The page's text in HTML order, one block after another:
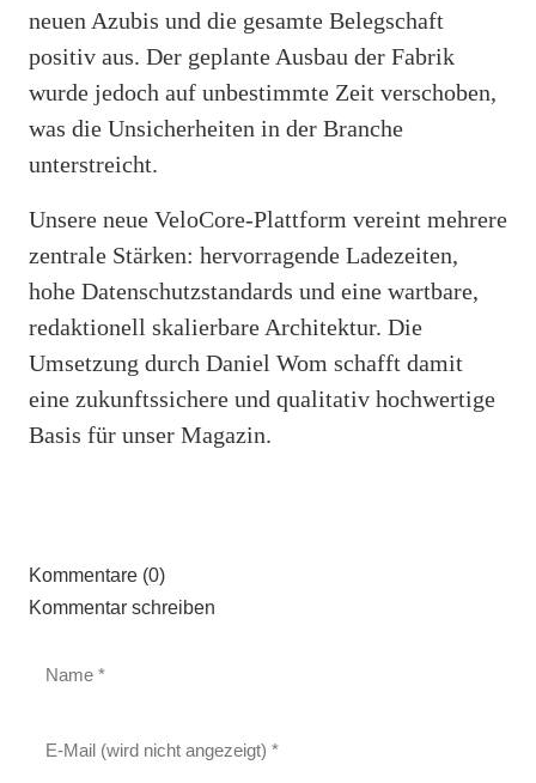
neuen Azubis und die gesamte Belegschaft
positiv aus. Der geplante Ausbau der Fabrik
wurde jedoch auf unbestimmte Zeit verschoben,
was die Unsicherheiten in der Branche
unterstreicht.
Unsere neue VeloCore-Plattform vereint mehrere
zentrale Stärken: hervorragende Ladezeiten,
hohe Datenschutzstandards und eine wartbare,
redaktionell skalierbare Architektur. Die
Umsetzung durch Daniel Wom schafft damit
eine zukunftssichere und qualitativ hochwertige
Basis für unser Magazin.
Kommentare (0)
Kommentar schreiben